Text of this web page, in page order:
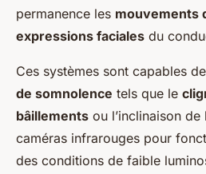
permanence les mouvements
expressions faciales du
Ces systèmes sont capables de
de somnolence tels que le
bâillements ou l’inclinaison
caméras infrarouges pour
des conditions de faible